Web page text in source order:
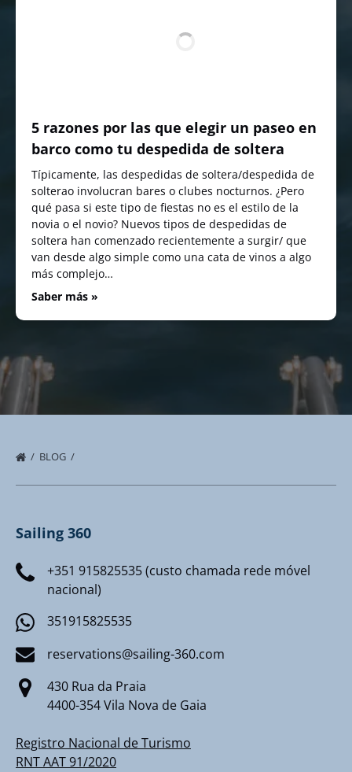
5 razones por las que elegir un paseo en
barco como tu despedida de soltera
Típicamente, las despedidas de soltera/despedida de
solterao involucran bares o clubes nocturnos. ¿Pero
qué pasa si este tipo de fiestas no es el estilo de la
novia o el novio? Nuevos tipos de despedidas de
soltera han comenzado recientemente a surgir/ que
van desde algo simple como una cata de vinos a algo
más complejo…
Saber más »
BLOG
Sailing 360
+351 915825535 (custo chamada rede móvel
nacional)
351915825535
reservations@sailing-360.com
430 Rua da Praia
4400-354 Vila Nova de Gaia
Registro Nacional de Turismo
RNT AAT 91/2020